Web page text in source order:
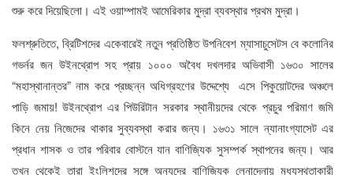
শুরু করে দিয়েছিলো। এই ওয়াম্পামই আমেরিকার মুদ্রা ব্যবস্থার প্রথম মুদ্রা।
ফলশ্রুতিতে, ব্রিটিশদের একেবারেই নতুন প্রতিষ্ঠিত উপনিবেশ ম্যাসাচুসেটস বে কলোনির
গভর্নর জন উইনথ্রোপ সহ প্রায় ১০০০ অবৈধ দখলদার অভিবাসী ১৬৩০ সালের
“মহাস্থানান্তর” নাম করে প্রচ্ছন্ন অধিগ্রহণের উদ্দেশ্যে এসে পিকুয়োটদের অঞ্চলে
পাড়ি জমায়! উইনথ্রোপ এর পিউরিটান সরকার স্থানীয়দের থেকে প্রচুর পরিমাণ জমি
কিনে নেয় নিজেদের থাকার সুব্যবস্থা করার জন্য। ১৬৩১ সালে ন্যানাংগ্যাসেট এর
প্রধান শাসক ও তার পরিবার বোস্টনে যান বাণিজ্যিক সুসম্পর্ক স্থাপনের জন্য। আর
তখন থেকেই তারা ইংলিশদের সঙ্গে অন্যদের বাণিজ্যিক লেনাদেনায় মধ্যস্থতাকারী